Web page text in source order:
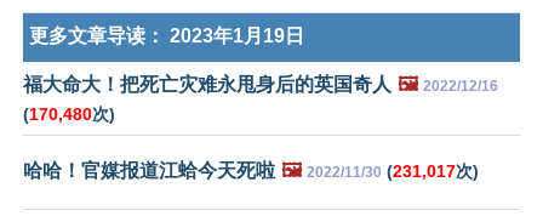
更多文章导读： 2023年1月19日
福大命大！把死亡灾难永甩身后的英国奇人 🖼️ 2022/12/16
(170,480次)
哈哈！官媒报道江蛤今天死啦 🖼️ 2022/11/30 (231,017次)